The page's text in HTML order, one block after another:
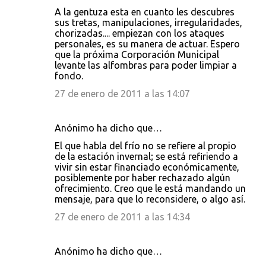
A la gentuza esta en cuanto les descubres
sus tretas, manipulaciones, irregularidades,
chorizadas.... empiezan con los ataques
personales, es su manera de actuar. Espero
que la próxima Corporación Municipal
levante las alfombras para poder limpiar a
fondo.
27 de enero de 2011 a las 14:07
Anónimo ha dicho que…
El que habla del frío no se refiere al propio
de la estación invernal; se está refiriendo a
vivir sin estar financiado económicamente,
posiblemente por haber rechazado algún
ofrecimiento. Creo que le está mandando un
mensaje, para que lo reconsidere, o algo así.
27 de enero de 2011 a las 14:34
Anónimo ha dicho que…